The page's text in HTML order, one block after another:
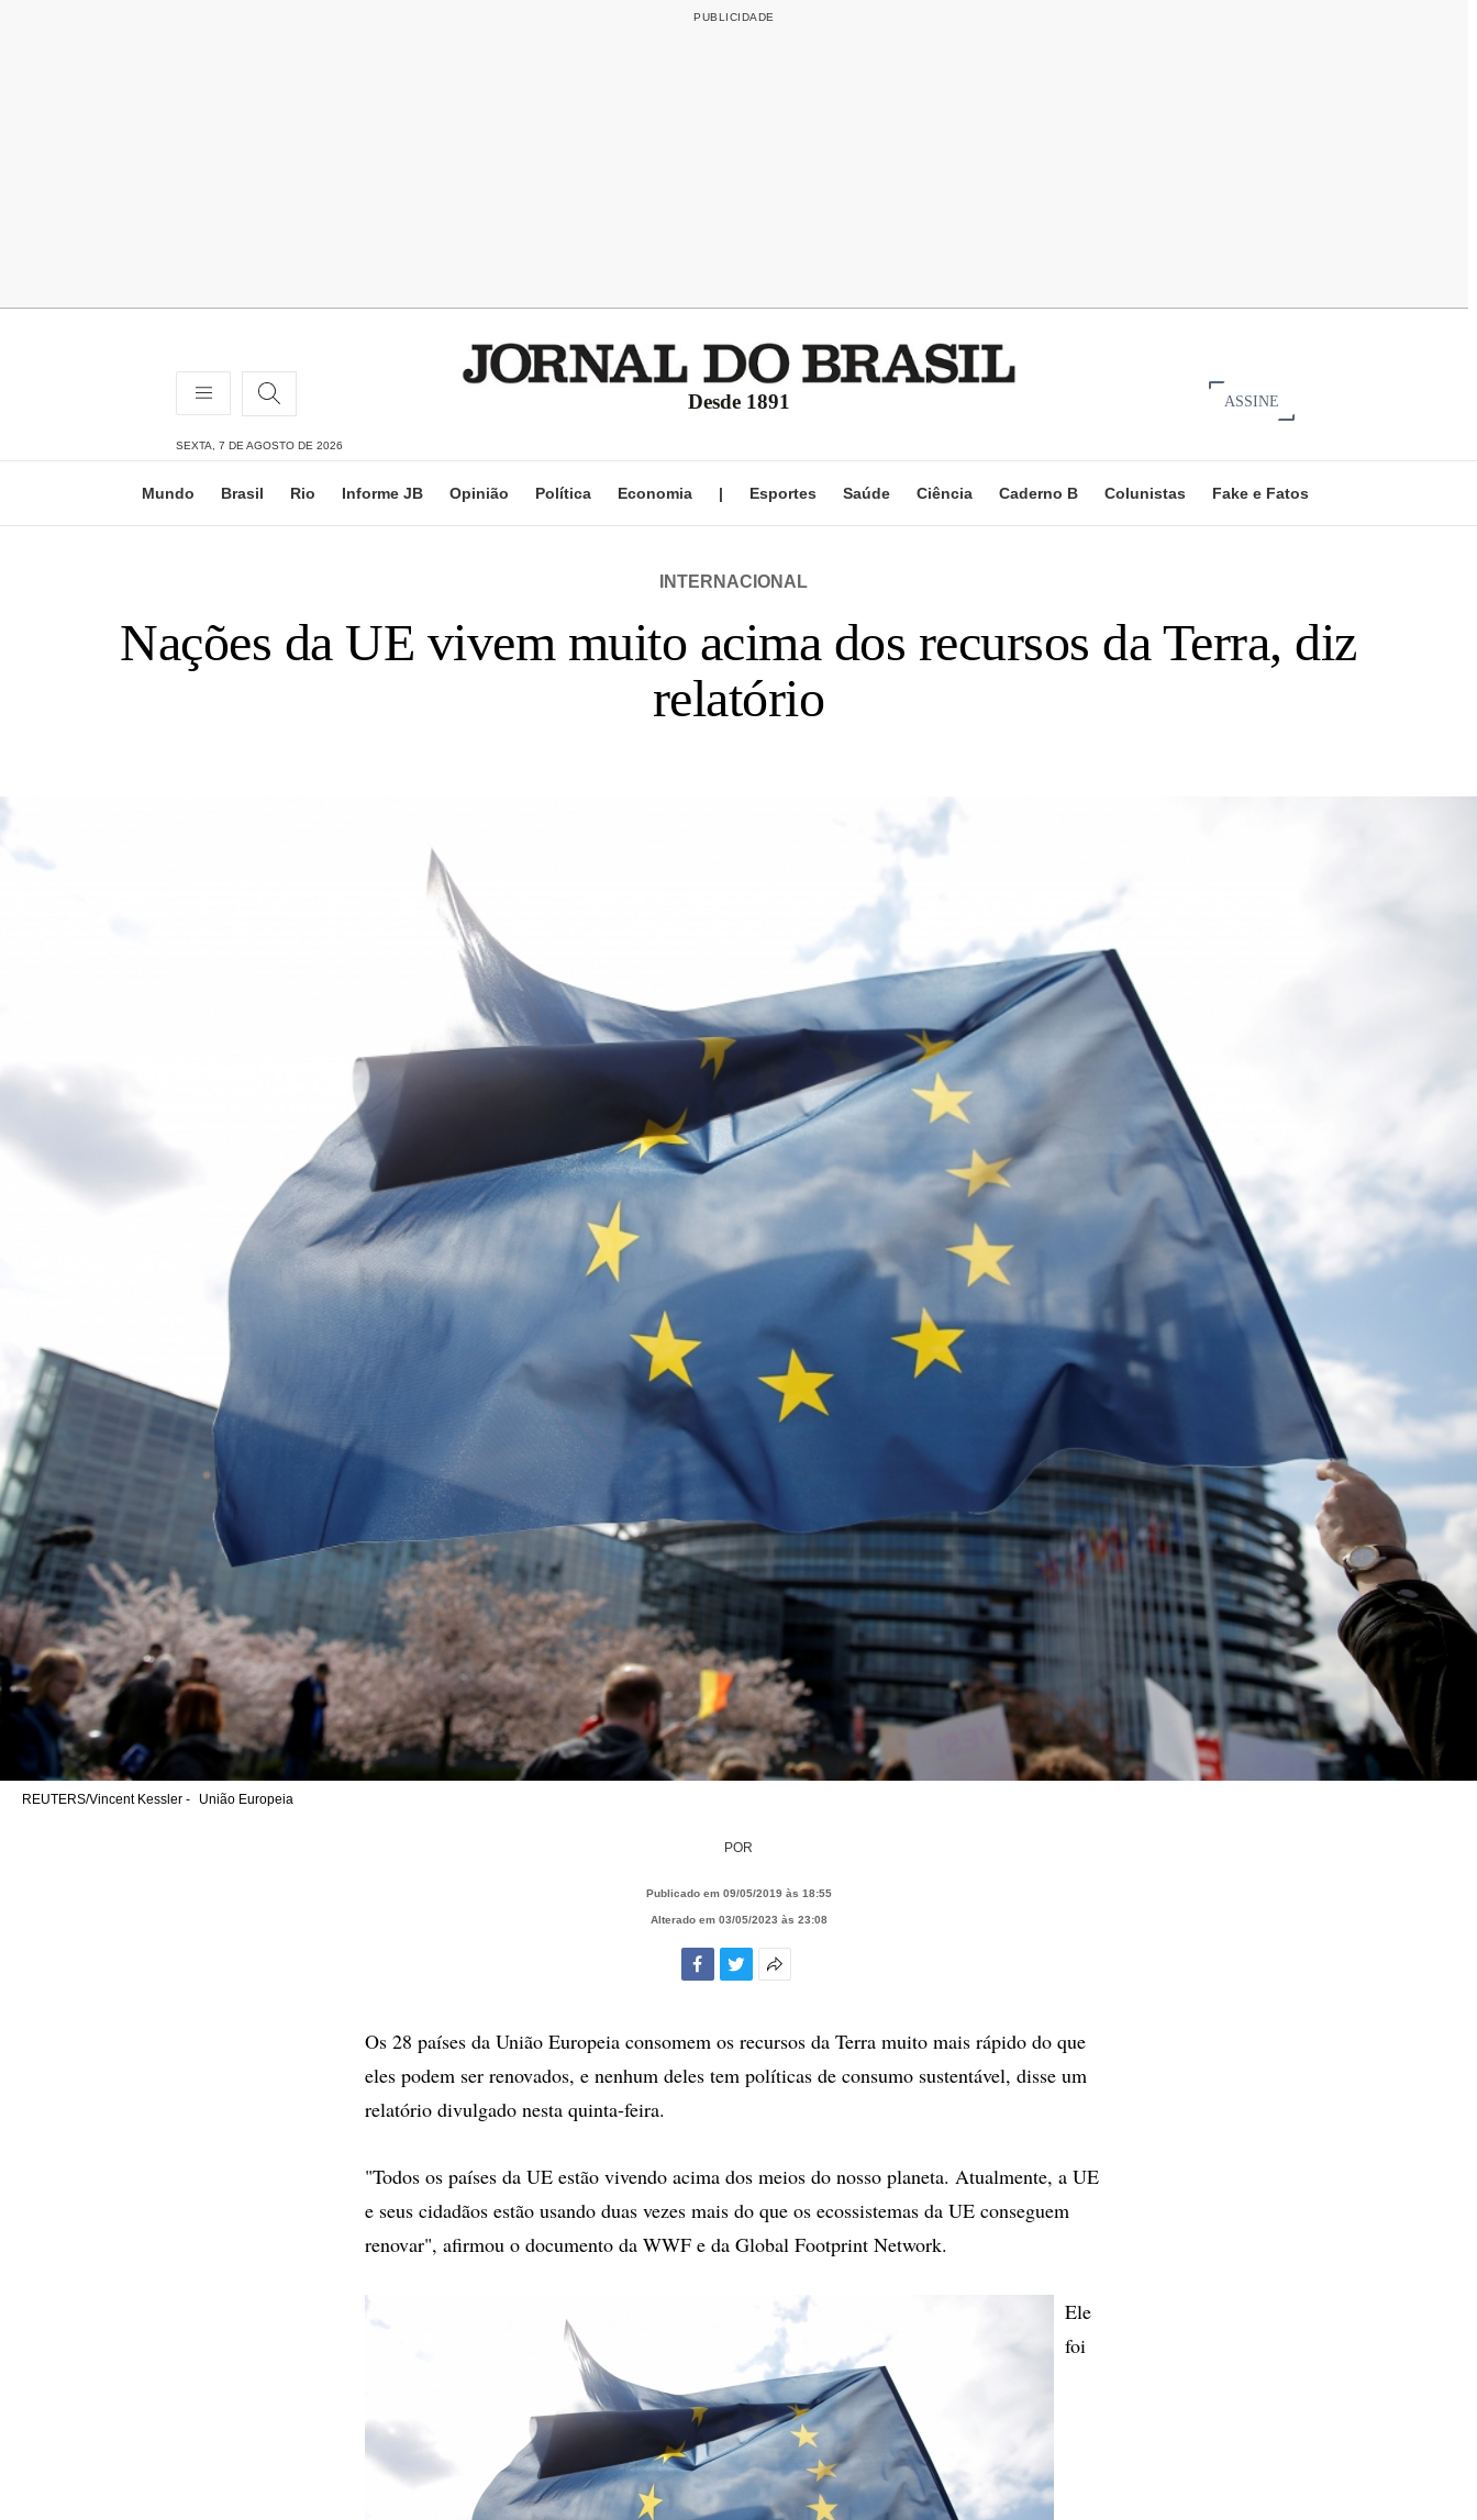
Desde 1891 ASSINE
SEXTA, 7 DE AGOSTO DE 2026
Mundo Brasil Rio Informe JB Opinião Política Economia | Esportes Saúde Ciência Caderno B Colunistas Fake e Fatos
INTERNACIONAL
Nações da UE vivem muito acima dos recursos da Terra, diz
relatório
REUTERS/Vincent Kessler - União Europeia
POR
Publicado em 09/05/2019 às 18:55
Alterado em 03/05/2023 às 23:08
compartilhamento
Os 28 países da União Europeia consomem os recursos da Terra muito mais rápido do que
eles podem ser renovados, e nenhum deles tem políticas de consumo sustentável, disse um
relatório divulgado nesta quinta-feira.
"Todos os países da UE estão vivendo acima dos meios do nosso planeta. Atualmente, a UE
e seus cidadãos estão usando duas vezes mais do que os ecossistemas da UE conseguem
renovar", afirmou o documento da WWF e da Global Footprint Network.
Ele
foi